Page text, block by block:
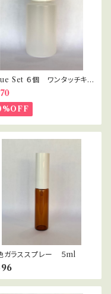
Set ６個 ワンタッチキャ
プラボトル 30ml セラピ
講座用
ガラススプレー ５ml